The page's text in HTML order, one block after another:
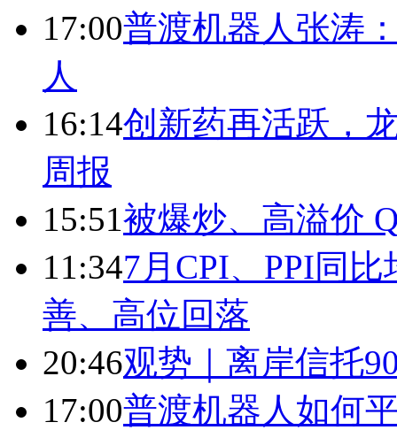
17:00普渡机器人张涛
人
16:14创新药再活跃，
周报
15:51被爆炒、高溢价
11:347月CPI、PPI同
善、高位回落
20:46观势｜离岸信托
17:00普渡机器人如何